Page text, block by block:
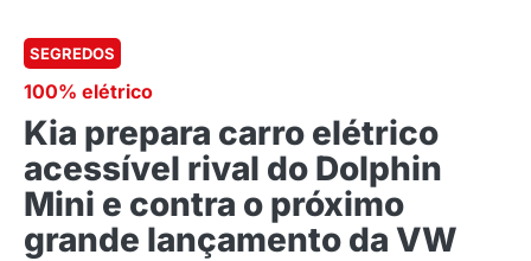
SEGREDOS
100% elétrico
Kia prepara carro elétrico
acessível rival do Dolphin
Mini e contra o próximo
grande lançamento da VW